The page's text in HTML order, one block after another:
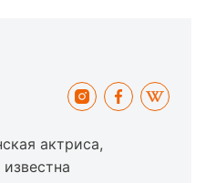
актриса,